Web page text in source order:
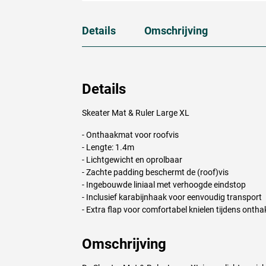
Details Omschrijving
Details
Skeater Mat & Ruler Large XL
- Onthaakmat voor roofvis
- Lengte: 1.4m
- Lichtgewicht en oprolbaar
- Zachte padding beschermt de (roof)vis
- Ingebouwde liniaal met verhoogde eindstop
- Inclusief karabijnhaak voor eenvoudig transport
- Extra flap voor comfortabel knielen tijdens
Omschrijving